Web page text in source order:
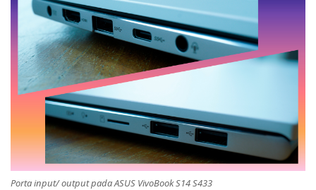
Portainput/ outputpada ASUS VivoBook S14 S433